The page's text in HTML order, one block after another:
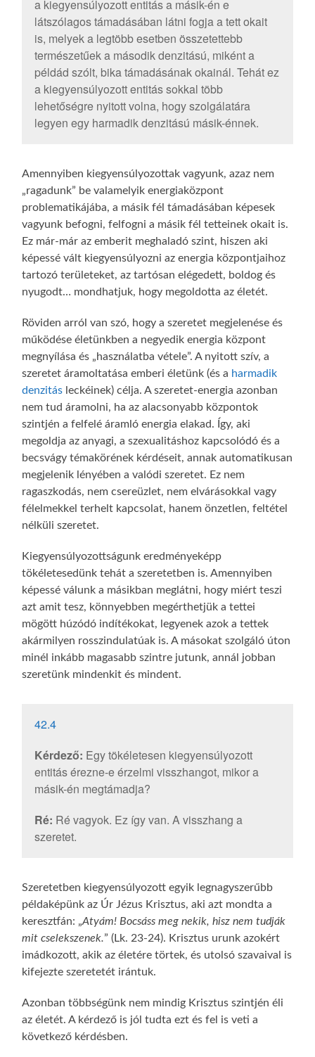
a kiegyensúlyozott entitás a másik-én e
látszólagos támadásában látni fogja a tett okait
is, melyek a legtöbb esetben összetettebb
természetűek a második denzitású, miként a
példád szólt, bika támadásának okainál. Tehát ez
a kiegyensúlyozott entitás sokkal több
lehetőségre nyitott volna, hogy szolgálatára
legyen egy harmadik denzitású másik-énnek.
Amennyiben kiegyensúlyozottak vagyunk, azaz nem
„ragadunk” be valamelyik energiaközpont
problematikájába, a másik fél támadásában képesek
vagyunk befogni, felfogni a másik fél tetteinek okait is.
Ez már-már az emberit meghaladó szint, hiszen aki
képessé vált kiegyensúlyozni az energia központjaihoz
tartozó területeket, az tartósan elégedett, boldog és
nyugodt… mondhatjuk, hogy megoldotta az életét.
Röviden arról van szó, hogy a szeretet megjelenése és
működése életünkben a negyedik energia központ
megnyílása és „használatba vétele”. A nyitott szív, a
szeretet áramoltatása emberi életünk (és a harmadik
denzitás leckéinek) célja. A szeretet-energia azonban
nem tud áramolni, ha az alacsonyabb központok
szintjén a felfelé áramló energia elakad. Így, aki
megoldja az anyagi, a szexualitáshoz kapcsolódó és a
becsvágy témakörének kérdéseit, annak automatikusan
megjelenik lényében a valódi szeretet. Ez nem
ragaszkodás, nem csereüzlet, nem elvárásokkal vagy
félelmekkel terhelt kapcsolat, hanem önzetlen, feltétel
nélküli szeretet.
Kiegyensúlyozottságunk eredményeképp
tökéletesedünk tehát a szeretetben is. Amennyiben
képessé válunk a másikban meglátni, hogy miért teszi
azt amit tesz, könnyebben megérthetjük a tettei
mögött húzódó indítékokat, legyenek azok a tettek
akármilyen rosszindulatúak is. A másokat szolgáló úton
minél inkább magasabb szintre jutunk, annál jobban
szeretünk mindenkit és mindent.
42.4
Kérdező: Egy tökéletesen kiegyensúlyozott
entitás érezne-e érzelmi visszhangot, mikor a
másik-én megtámadja?
Ré: Ré vagyok. Ez így van. A visszhang a
szeretet.
Szeretetben kiegyensúlyozott egyik legnagyszerűbb
példaképünk az Úr Jézus Krisztus, aki azt mondta a
keresztfán: „Atyám! Bocsáss meg nekik, hisz nem tudják
mit cselekszenek.” (Lk. 23-24). Krisztus urunk azokért
imádkozott, akik az életére törtek, és utolsó szavaival is
kifejezte szeretetét irántuk.
Azonban többségünk nem mindig Krisztus szintjén éli
az életét. A kérdező is jól tudta ezt és fel is veti a
következő kérdésben.